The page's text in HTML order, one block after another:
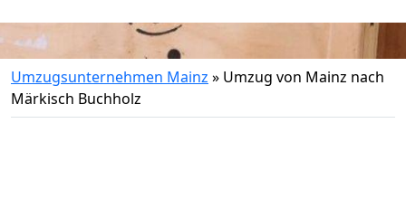
Umzugsunternehmen Mainz » Umzug von Mainz nach
Märkisch Buchholz